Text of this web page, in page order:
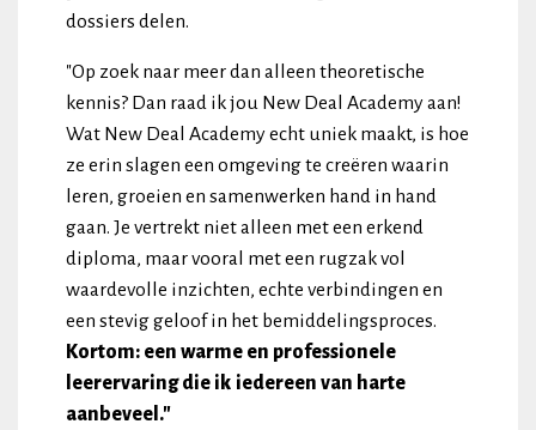
dossiers delen.
"Op zoek naar meer dan alleen theoretische
kennis? Dan raad ik jou New Deal Academy aan!
Wat New Deal Academy echt uniek maakt, is hoe
ze erin slagen een omgeving te creëren waarin
leren, groeien en samenwerken hand in hand
gaan. Je vertrekt niet alleen met een erkend
diploma, maar vooral met een rugzak vol
waardevolle inzichten, echte verbindingen en
een stevig geloof in het bemiddelingsproces.
Kortom: een warme en professionele
leerervaring die ik iedereen van harte
aanbeveel."